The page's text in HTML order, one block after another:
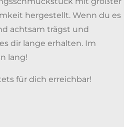
hergestellt. Wenn du es
achtsam trägst und
dir lange erhalten. Im
lang!
für dich erreichbar!